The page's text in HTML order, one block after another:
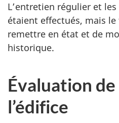
L’entretien régulier et
étaient effectués, mais
remettre en état et de
historique.
Évaluation de
l’édifice